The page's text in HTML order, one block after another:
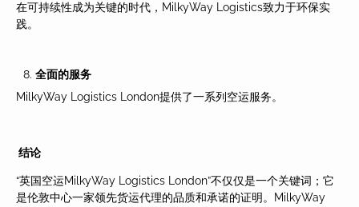
在可持续性成为关键的时代，MilkyWay Logistics致力于环保实
践。
全面的服务
MilkyWay Logistics London提供了一系列空运服务。
结论
“英国空运MilkyWay Logistics London”不仅仅是一个关键词；它
是伦敦中心一家领先货运代理的品质和承诺的证明。MilkyWay